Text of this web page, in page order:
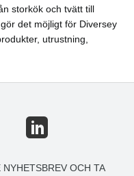
storkök och tvätt till
det möjligt för Diversey
utrustning,
OCH TA